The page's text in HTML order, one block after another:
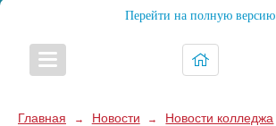
Перейти на полную версию
Главная → Новости → Новости колледжа